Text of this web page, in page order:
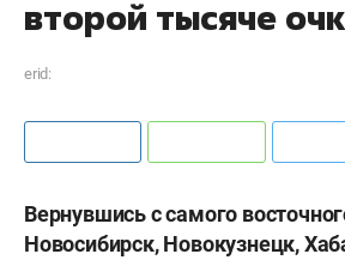
второй тысяче
erid:
Вернувшись с самого
Новосибирск, Новокузнецк,